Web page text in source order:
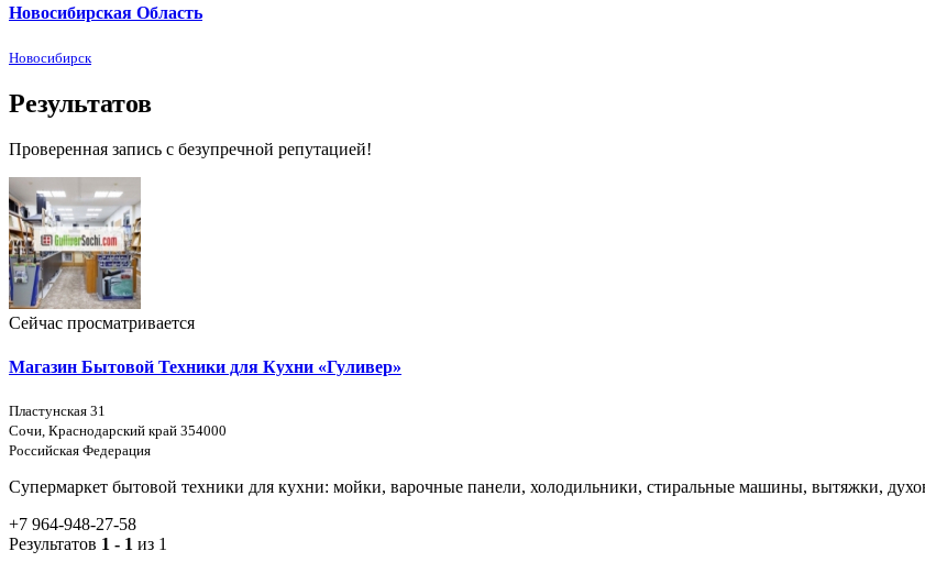
Новосибирская Область
Новосибирск
Результатов
Проверенная запись с безупречной репутацией!
Сейчас просматривается
Магазин Бытовой Техники для Кухни «Гуливер»
Пластунская 31
Сочи, Краснодарский край 354000
Российская Федерация
Супермаркет бытовой техники для кухни: мойки, варочные панели, холодильники, стиральные машины, вытяжки,
+7 964-948-27-58
Результатов 1 - 1 из 1